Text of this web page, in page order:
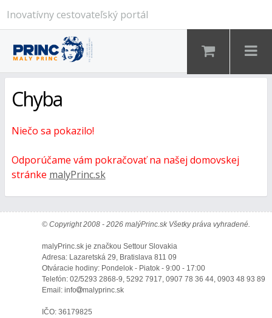
Inovatívny cestovateľský portál
Chyba
Niečo sa pokazilo!
Odporúčame vám pokračovať na našej domovskej
stránke malyPrinc.sk
© Copyright 2008 - 2026 malýPrinc.sk Všetky práva vyhradené.
malyPrinc.sk je značkou Settour Slovakia
Adresa: Lazaretská 29, Bratislava 811 09
Otváracie hodiny: Pondelok - Piatok - 9:00 - 17:00
Telefón: 02/5293 2868-9, 5292 7917, 0907 78 36 44, 0903 48 93 89
Email: info
malyprinc.sk
IČO: 36179825